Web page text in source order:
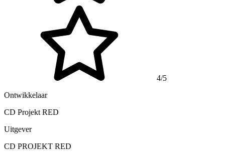
4/5
Ontwikkelaar
CD Projekt RED
Uitgever
CD PROJEKT RED